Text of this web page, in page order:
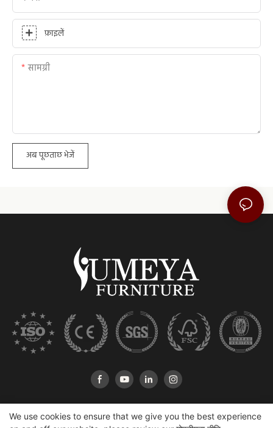
फ़ाइलें
सामग्री
अब पूछताछ भेजें
We use cookies to ensure that we give you the best experience